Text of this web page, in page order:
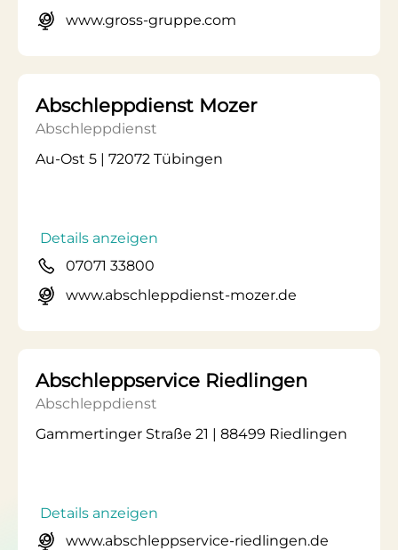
www.gross-gruppe.com
Abschleppdienst Mozer
Abschleppdienst
Au-Ost 5 | 72072 Tübingen
Details anzeigen
07071 33800
www.abschleppdienst-mozer.de
Abschleppservice Riedlingen
Abschleppdienst
Gammertinger Straße 21 | 88499 Riedlingen
Details anzeigen
www.abschleppservice-riedlingen.de